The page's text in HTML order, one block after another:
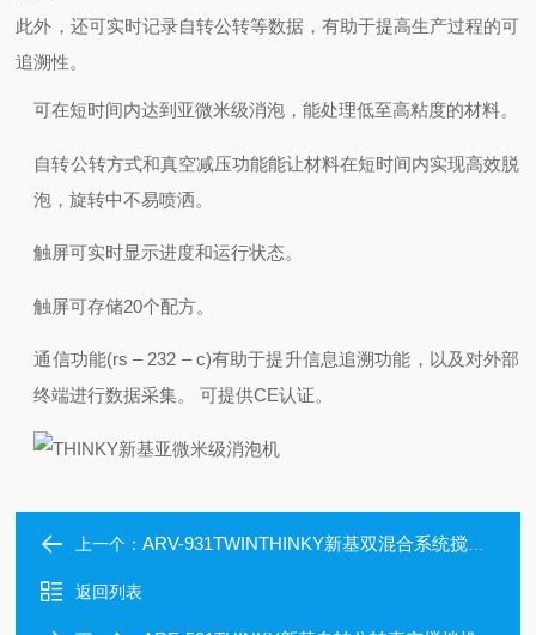
此外，还可实时记录自转公转等数据，有助于提高生产过程的可
追溯性。
可在短时间内达到亚微米级消泡，能处理低至高粘度的材料。
自转公转方式和真空减压功能能让材料在短时间内实现高效脱
泡，旋转中不易喷洒。
触屏可实时显示进度和运行状态。
触屏可存储20个配方。
通信功能(rs – 232 – c)有助于提升信息追溯功能，以及对外部
终端进行数据采集。 可提供CE认证。
上一个：ARV-931TWINTHINKY新基双混合系统搅拌机
返回列表